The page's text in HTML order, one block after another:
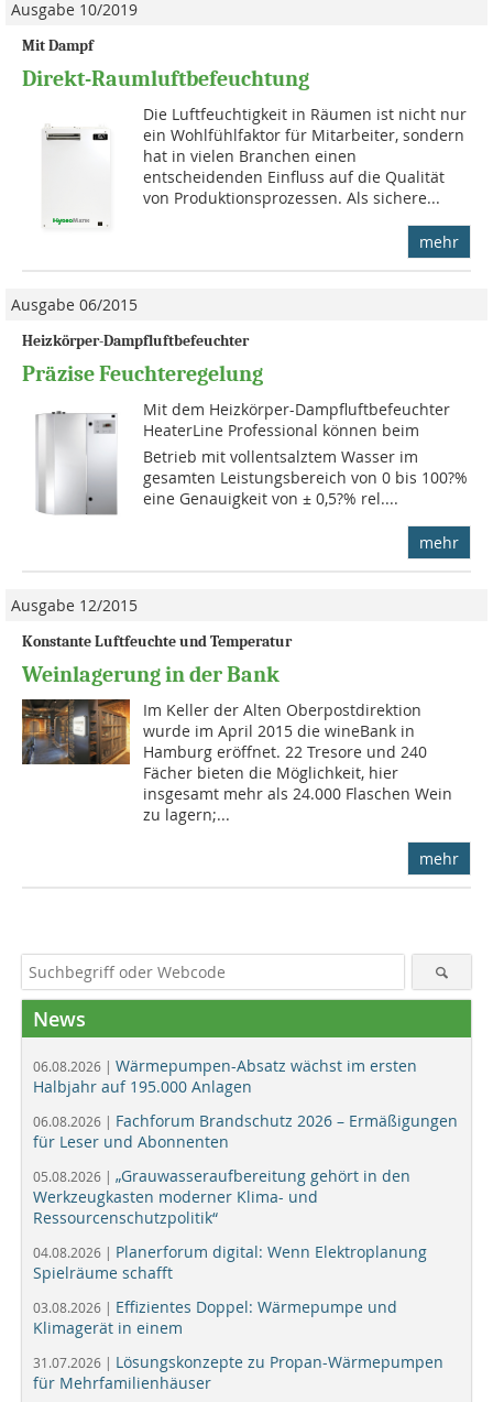
Ausgabe 10/2019
Mit Dampf
Direkt-Raumluftbefeuchtung
Die Luftfeuchtigkeit in Räumen ist nicht nur
ein Wohlfühlfaktor für Mitarbeiter, sondern
hat in vielen Branchen einen
entscheidenden Einfluss auf die Qualität
von Produktionsprozessen. Als sichere...
mehr
Ausgabe 06/2015
Heizkörper-Dampfluftbefeuchter
Präzise Feuchteregelung
Mit dem Heizkörper-Dampfluftbefeuchter
HeaterLine Professio­nal können beim
Betrieb mit vollentsalztem Wasser im
gesamten Leistungsbereich von 0 bis 100?%
eine Genauigkeit von ± 0,5?% rel....
mehr
Ausgabe 12/2015
Konstante Luftfeuchte und Temperatur
Weinlagerung in der Bank
Im Keller der Alten Oberpostdirektion
wurde im April 2015 die wineBank in
Hamburg eröffnet. 22 Tresore und 240
Fächer bieten die Möglichkeit, hier
insgesamt mehr als 24.000 Flaschen Wein
zu lagern;...
mehr
News
06.08.2026 | Wärmepumpen-Absatz wächst im ersten
Halbjahr auf 195.000 Anlagen
06.08.2026 | Fachforum Brandschutz 2026 – Ermäßigungen
für Leser und Abonnenten
05.08.2026 | „Grauwasseraufbereitung gehört in den
Werkzeugkasten moderner Klima- und
Ressourcenschutzpolitik“
04.08.2026 | Planerforum digital: Wenn Elektroplanung
Spielräume schafft
03.08.2026 | Effizientes Doppel: Wärmepumpe und
Klimagerät in einem
31.07.2026 | Lösungskonzepte zu Propan-Wärmepumpen
für Mehrfamilienhäuser